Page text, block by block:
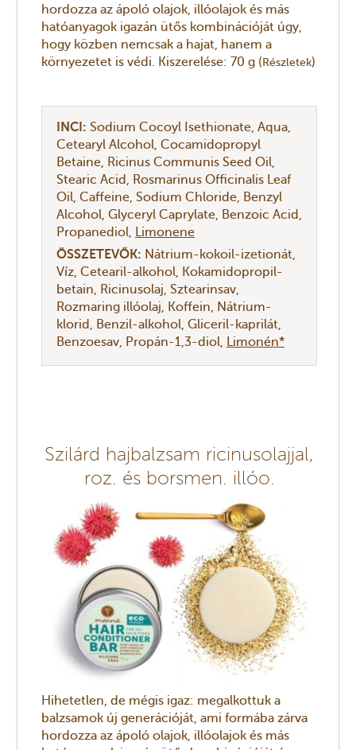
hordozza az ápoló olajok, illóolajok és más
hatóanyagok igazán ütős kombinációját úgy,
hogy közben nemcsak a hajat, hanem a
környezetet is védi. Kiszerelése: 70 g (Részletek)
INCI: Sodium Cocoyl Isethionate Aqua
Cetearyl Alcohol Cocamidopropyl
Betaine Ricinus Communis Seed Oil
Stearic Acid Rosmarinus Officinalis Leaf
Oil Caffeine Sodium Chloride Benzyl
Alcohol Glyceryl Caprylate Benzoic Acid
Propanediol Limonene
ÖSSZETEVŐK: Nátrium-kokoil-izetionát
Víz Cetearil-alkohol Kokamidopropil-
betain Ricinusolaj Sztearinsav
Rozmaring illóolaj Koffein Nátrium-
klorid Benzil-alkohol Gliceril-kaprilát
Benzoesav Propán-1,3-diol Limonén*
Szilárd hajbalzsam ricinusolajjal,
roz. és borsmen. illóo.
Hihetetlen, de mégis igaz: megalkottuk a
balzsamok új generációját, ami formába zárva
hordozza az ápoló olajok, illóolajok és más